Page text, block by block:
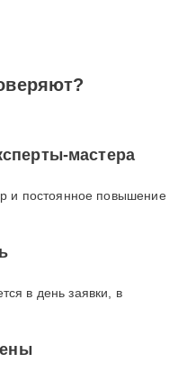
мастера
и постоянное повышение
в день заявки, в